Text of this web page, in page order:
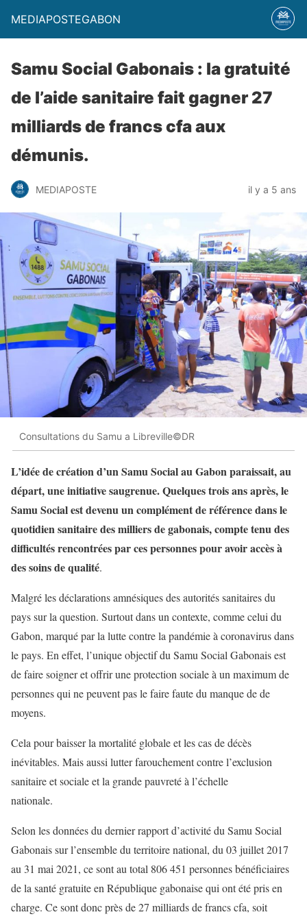
MEDIAPOSTEGABON
Samu Social Gabonais : la gratuité
de l’aide sanitaire fait gagner 27
milliards de francs cfa aux
démunis.
MEDIAPOSTE il y a 5 ans
Consultations du Samu a Libreville©DR
L’idée de création d’un Samu Social au Gabon paraissait, au
départ, une initiative saugrenue. Quelques trois ans après, le
Samu Social est devenu un complément de référence dans le
quotidien sanitaire des milliers de gabonais, compte tenu des
difficultés rencontrées par ces personnes pour avoir accès à
des soins de qualité.
Malgré les déclarations amnésiques des autorités sanitaires du
pays sur la question. Surtout dans un contexte, comme celui du
Gabon, marqué par la lutte contre la pandémie à coronavirus dans
le pays. En effet, l’unique objectif du Samu Social Gabonais est
de faire soigner et offrir une protection sociale à un maximum de
personnes qui ne peuvent pas le faire faute du manque de de
moyens.
Cela pour baisser la mortalité globale et les cas de décès
inévitables. Mais aussi lutter farouchement contre l’exclusion
sanitaire et sociale et la grande pauvreté à l’échelle
nationale.
Selon les données du dernier rapport d’activité du Samu Social
Gabonais sur l’ensemble du territoire national, du 03 juillet 2017
au 31 mai 2021, ce sont au total 806 451 personnes bénéficiaires
de la santé gratuite en République gabonaise qui ont été pris en
charge. Ce sont donc près de 27 milliards de francs cfa, soit